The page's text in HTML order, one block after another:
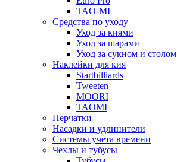
TAO-MI
Средства по уходу
Уход за киями
Уход за шарами
Уход за сукном и столом
Наклейки для кия
Startbilliards
Tweeten
MOORI
TAOMI
Перчатки
Насадки и удлинители
Системы учета времени
Чехлы и тубусы